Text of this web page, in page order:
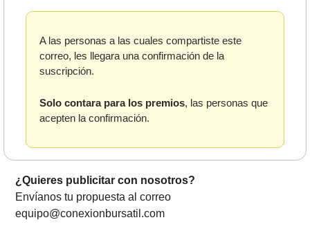
A las personas a las cuales compartiste este
correo, les llegara una confirmación de la
suscripción.
Solo contara para los premios, las personas que
acepten la confirmación.
¿Quieres publicitar con nosotros?
equipo@conexionbursatil.com